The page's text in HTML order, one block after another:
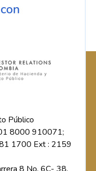
Público
01 8000 910071;
1700 Ext : 2159